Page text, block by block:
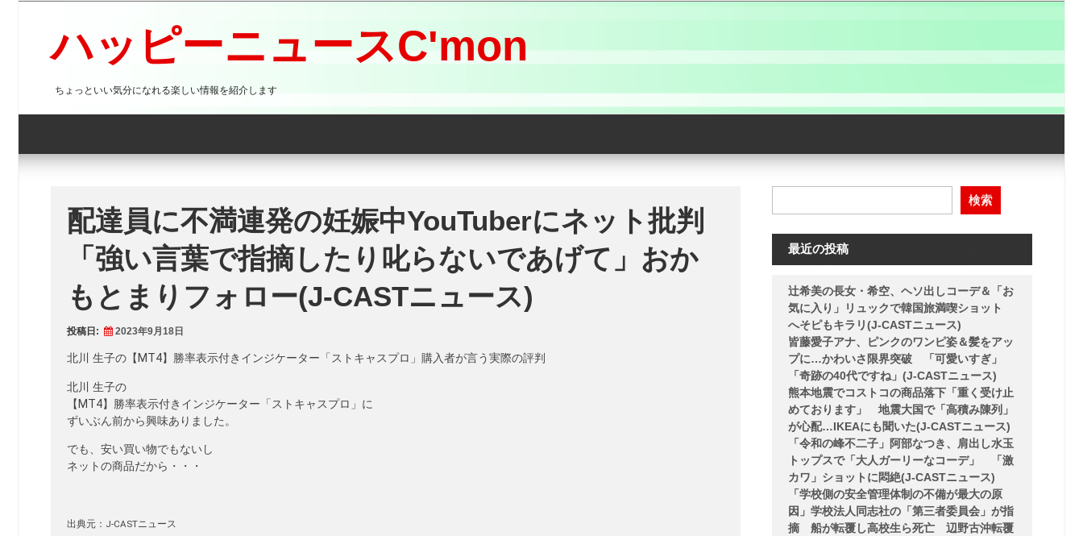
プ
ハッピーニュースC'mon
ちょっといい気分になれる楽しい情報を紹介します
配達員に不満連発の妊娠中YouTuberにネット批判
「強い言葉で指摘したり叱らないであげて」おか
もとまりフォロー(J-CASTニュース)
投稿日: 2023年9月18日
北川 生子の【MT4】勝率表示付きインジケーター「ストキャスプロ」購入者が言う実際の評判
北川 生子の
【MT4】勝率表示付きインジケーター「ストキャスプロ」に
ずいぶん前から興味ありました。
でも、安い買い物でもないし
ネットの商品だから・・・
出典元：J-CASTニュース
検索
最近の投稿
辻希美の長女・希空、ヘソ出しコーデ＆「お
気に入り」リュックで韓国旅満喫ショット
へそピもキラリ(J-CASTニュース)
皆藤愛子アナ、ピンクのワンピ姿＆髪をアッ
プに…かわいさ限界突破 「可愛いすぎ」
「奇跡の40代ですね」(J-CASTニュース)
熊本地震でコストコの商品落下「重く受け止
めております」 地震大国で「高積み陳列」
が心配…IKEAにも聞いた(J-CASTニュース)
「令和の峰不二子」阿部なつき、肩出し水玉
トップスで「大人ガーリーなコーデ」 「激
カワ」ショットに悶絶(J-CASTニュース)
「学校側の安全管理体制の不備が最大の原
因」学校法人同志社の「第三者委員会」が指
摘 船が転覆し高校生ら死亡 辺野古沖転覆